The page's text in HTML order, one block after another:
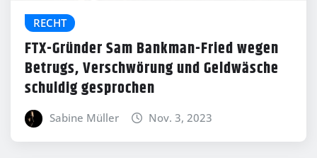
RECHT
FTX-Gründer Sam Bankman-Fried wegen
Betrugs, Verschwörung und Geldwäsche
schuldig gesprochen
Sabine Müller Nov. 3, 2023